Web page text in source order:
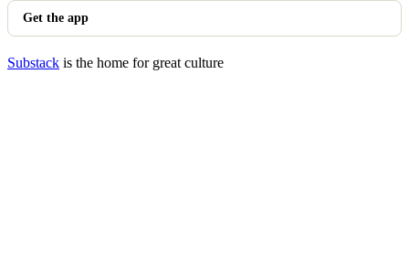
Get the app
Substack is the home for great culture